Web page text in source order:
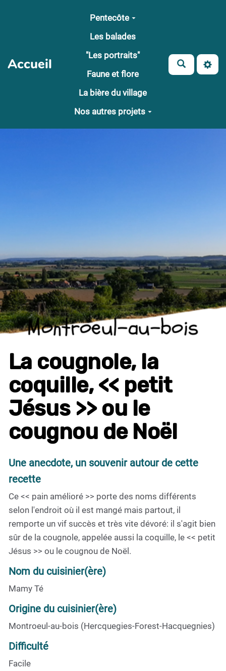
Aller au contenu principal
Accueil
Pentecôte
Les balades
"Les portraits"
Faune et flore
La bière du village
Nos autres projets
Montroeul-au-bois
La cougnole, la
coquille, << petit
Jésus >> ou le
cougnou de Noël
Une anecdote, un souvenir autour de cette
recette
Ce << pain amélioré >> porte des noms différents
selon l'endroit où il est mangé mais partout, il
remporte un vif succès et très vite dévoré: il s'agit bien
sûr de la cougnole, appelée aussi la coquille, le << petit
Jésus >> ou le cougnou de Noël.
Nom du cuisinier(ère)
Mamy Té
Origine du cuisinier(ère)
Montroeul-au-bois (Hercquegies-Forest-Hacquegnies)
Difficulté
Facile